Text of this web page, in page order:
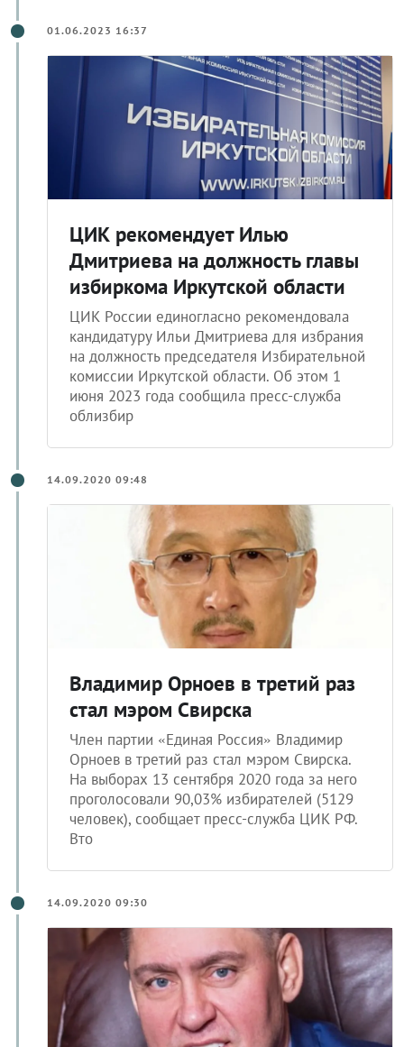
01.06.2023 16:37
ЦИК рекомендует Илью
Дмитриева на должность главы
избиркома Иркутской области
ЦИК России единогласно рекомендовала
кандидатуру Ильи Дмитриева для избрания
на должность председателя Избирательной
комиссии Иркутской области. Об этом 1
июня 2023 года сообщила пресс-служба
облизбир
14.09.2020 09:48
Владимир Орноев в третий раз
стал мэром Свирска
Член партии «Единая Россия» Владимир
Орноев в третий раз стал мэром Свирска.
На выборах 13 сентября 2020 года за него
проголосовали 90,03% избирателей (5129
человек), сообщает пресс-служба ЦИК РФ.
Вто
14.09.2020 09:30